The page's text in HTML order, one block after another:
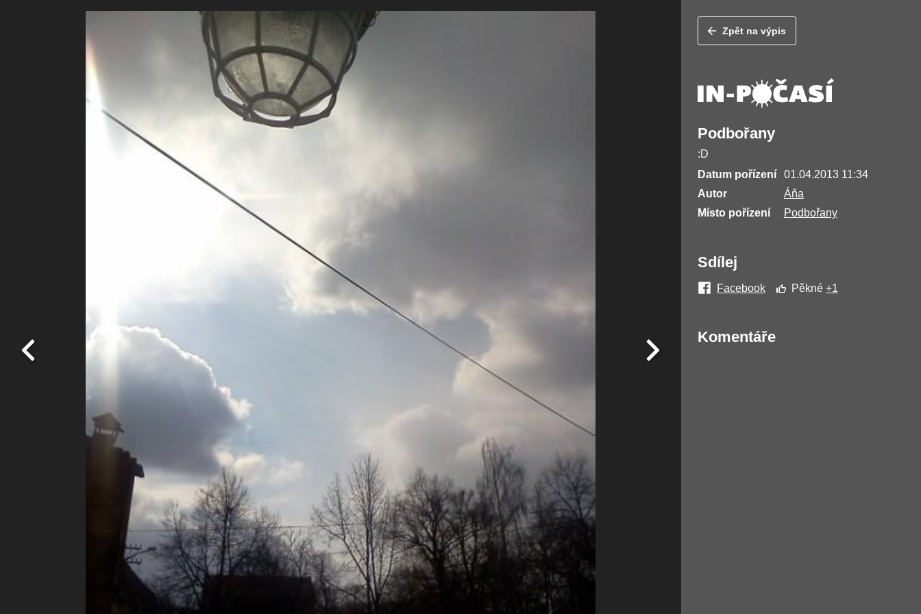
Zpět na výpis
Podbořany
:D
Datum pořízení
01.04.2013 11:34
Autor
Áňa
Místo pořízení
Podbořany
Sdílej
Facebook Pěkné +1
Komentáře